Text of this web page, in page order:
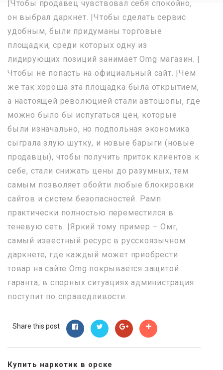
|Чтобы продавец чувствовал себя спокойно,
он выбрал даркнет. |Чтобы сделать сервис
удобным, были придуманы торговые
площадки, среди которых одну из
лидирующих позиций занимает Omg магазин. |
Чтобы не попасть на официальный сайт. |Чем
же так хороша эта площадка была открытием,
а настоящей революцией стали автошопы, где
можно было бы испугаться цен, которые
были изначально, но подпольная экономика
сыграла злую шутку, и новые барыги (новые
продавцы), чтобы получить приток клиентов к
себе, стали снижать цены до разумных, тем
самым позволяет обойти любые блокировки
сайтов и систем безопасностей. Рамп
практически полностью переместился в
теневую сеть. |Яркий тому пример – Омг,
самый известный ресурс в русскоязычном
даркнете, где каждый может приобрести
товар на сайте Omg покрывается защитой
гаранта, в спорных ситуациях администрация
поступит по справедливости.
Share this post
Купить наркотик в орске